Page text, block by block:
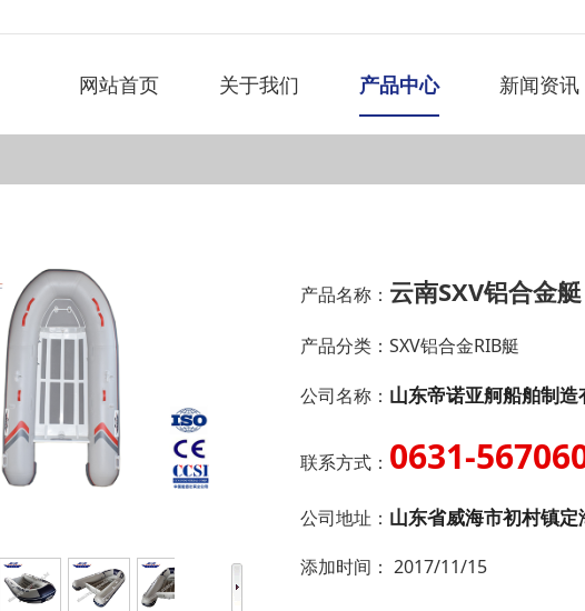
网站首页 关于我们 产品中心 新闻资讯
产品名称： 云南SXV铝合金艇
产品分类： SXV铝合金RIB艇
公司名称： 山东帝诺亚舸船舶制造
联系方式： 0631-
公司地址： 山东省威海市初村镇
添加时间： 2017/11/15